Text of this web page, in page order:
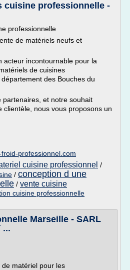
cuisine professionnelle -
professionnelle
de matériels neufs et
acteur incontournable pour la
de cuisines
des Bouches du
et notre souhait
clientèle, nous vous proposons un
professionnel.com
cuisine professionnel /
/ conception d une
/ vente cuisine
cuisine professionnelle
Marseille - SARL
...
matériel pour les